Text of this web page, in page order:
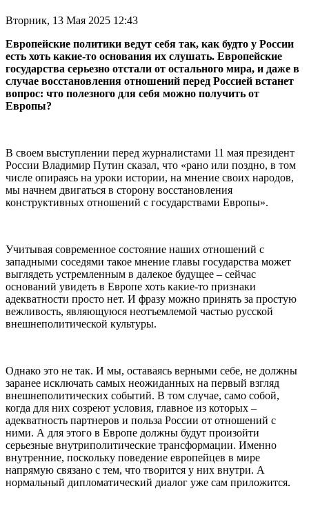
Вторник, 13 Мая 2025 12:43
Европейские политики ведут себя так, как будто у России
есть хоть какие-то основания их слушать. Европейские
государства серьезно отстали от остального мира, и даже в
случае восстановления отношений перед Россией встанет
вопрос: что полезного для себя можно получить от
Европы?
В своем выступлении перед журналистами 11 мая президент
России Владимир Путин сказал, что «рано или поздно, в том
числе опираясь на уроки истории, на мнение своих народов,
мы начнем двигаться в сторону восстановления
конструктивных отношений с государствами Европы».
Учитывая современное состояние наших отношений с
западными соседями такое мнение главы государства может
выглядеть устремленным в далекое будущее – сейчас
оснований увидеть в Европе хоть какие-то признаки
адекватности просто нет. И фразу можно принять за простую
вежливость, являющуюся неотъемлемой частью русской
внешнеполитической культуры.
Однако это не так. И мы, оставаясь верными себе, не должны
заранее исключать самых неожиданных на первый взгляд
внешнеполитических событий. В том случае, само собой,
когда для них созреют условия, главное из которых –
адекватность партнеров и польза России от отношений с
ними. А для этого в Европе должны будут произойти
серьезные внутриполитические трансформации. Именно
внутренние, поскольку поведение европейцев в мире
напрямую связано с тем, что творится у них внутри. А
нормальный дипломатический диалог уже сам приложится.